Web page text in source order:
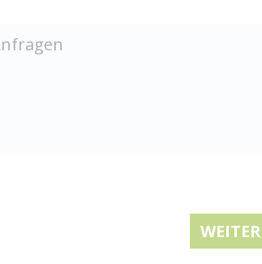
WEITER